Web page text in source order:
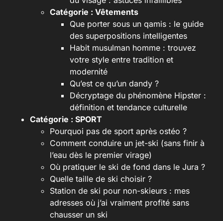
Catégorie : Vêtements
Que porter sous un qamis : le guide
des superpositions intelligentes
Habit musulman homme : trouvez
votre style entre tradition et
modernité
Qu’est ce qu’un dandy ?
Décryptage du phénomène Hipster :
définition et tendance culturelle
Catégorie : SPORT
Pourquoi pas de sport après ostéo ?
Comment conduire un jet-ski (sans finir à
l’eau dès le premier virage)
Où pratiquer le ski de fond dans le Jura ?
Quelle taille de ski choisir ?
Station de ski pour non-skieurs : mes
adresses où j’ai vraiment profité sans
chausser un ski